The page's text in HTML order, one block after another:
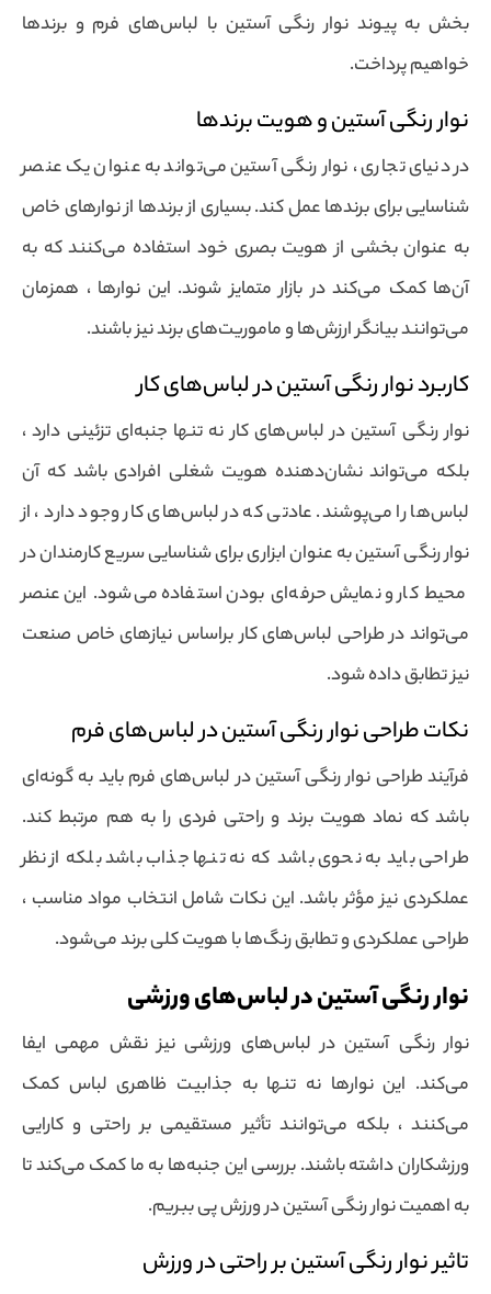
بخش به پیوند نوار رنگی آستین با لباس‌های فرم و برندها
خواهیم پرداخت.
نوار رنگی آستین و هویت برندها
در دنیای تجاری ، نوار رنگی آستین می‌تواند به عنوان یک عنصر
شناسایی برای برندها عمل کند. بسیاری از برندها از نوارهای خاص
به عنوان بخشی از هویت بصری خود استفاده می‌کنند که به
آن‌ها کمک می‌کند در بازار متمایز شوند. این نوارها ، همزمان
می‌توانند بیانگر ارزش‌ها و ماموریت‌های برند نیز باشند.
کاربرد نوار رنگی آستین در لباس‌های کار
نوار رنگی آستین در لباس‌های کار نه تنها جنبه‌ای تزئینی دارد ،
بلکه می‌تواند نشان‌دهنده هویت شغلی افرادی باشد که آن
لباس‌ها را می‌پوشند. عادتی که در لباس‌های کار وجود دارد ، از
نوار رنگی آستین به عنوان ابزاری برای شناسایی سریع کارمندان در
محیط کار و نمایش حرفه‌ای بودن استفاده می‌شود. این عنصر
می‌تواند در طراحی لباس‌های کار براساس نیازهای خاص صنعت
نیز تطابق داده شود.
نکات طراحی نوار رنگی آستین در لباس‌های فرم
فرآیند طراحی نوار رنگی آستین در لباس‌های فرم باید به گونه‌ای
باشد که نماد هویت برند و راحتی فردی را به هم مرتبط کند.
طراحی باید به نحوی باشد که نه تنها جذاب باشد بلکه از نظر
عملکردی نیز مؤثر باشد. این نکات شامل انتخاب مواد مناسب ،
طراحی عملکردی و تطابق رنگ‌ها با هویت کلی برند می‌شود.
نوار رنگی آستین در لباس‌های ورزشی
نوار رنگی آستین در لباس‌های ورزشی نیز نقش مهمی ایفا
می‌کند. این نوارها نه تنها به جذابیت ظاهری لباس کمک
می‌کنند ، بلکه می‌توانند تأثیر مستقیمی بر راحتی و کارایی
ورزشکاران داشته باشند. بررسی این جنبه‌ها به ما کمک می‌کند تا
به اهمیت نوار رنگی آستین در ورزش پی ببریم.
تاثیر نوار رنگی آستین بر راحتی در ورزش